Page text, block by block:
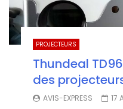
PROJECTEURS
Thundeal
des
AVIS-EXPRESS 17